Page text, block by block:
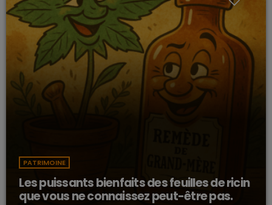
PATRIMOINE
Les puissants bienfaits des feuilles de ricin
que vous ne connaissez peut-être pas.